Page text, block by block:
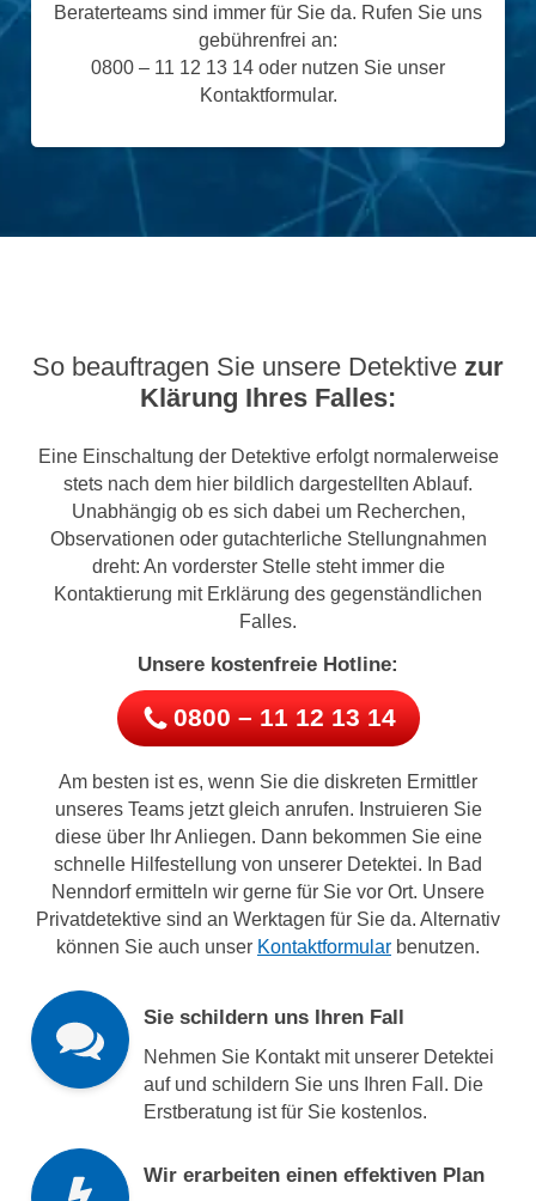
Beraterteams sind immer für Sie da. Rufen Sie uns
gebührenfrei an:
0800 – 11 12 13 14 oder nutzen Sie unser
Kontaktformular.
So beauftragen Sie unsere Detektive zur
Klärung Ihres Falles:
Eine Einschaltung der Detektive erfolgt normalerweise
stets nach dem hier bildlich dargestellten Ablauf.
Unabhängig ob es sich dabei um Recherchen,
Observationen oder gutachterliche Stellungnahmen
dreht: An vorderster Stelle steht immer die
Kontaktierung mit Erklärung des gegenständlichen
Falles.
Unsere kostenfreie Hotline:
0800 – 11 12 13 14
Am besten ist es, wenn Sie die diskreten Ermittler
unseres Teams jetzt gleich anrufen. Instruieren Sie
diese über Ihr Anliegen. Dann bekommen Sie eine
schnelle Hilfestellung von unserer Detektei. In Bad
Nenndorf ermitteln wir gerne für Sie vor Ort. Unsere
Privatdetektive sind an Werktagen für Sie da. Alternativ
können Sie auch unser Kontaktformular benutzen.
Sie schildern uns Ihren Fall
Nehmen Sie Kontakt mit unserer Detektei
auf und schildern Sie uns Ihren Fall. Die
Erstberatung ist für Sie kostenlos.
Wir erarbeiten einen effektiven Plan